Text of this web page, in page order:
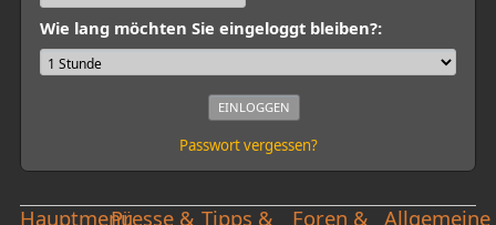
Wie lang möchten Sie eingeloggt bleiben?:
Passwort vergessen?
HauptmenüPresse & Tipps &
Foren & Allgemeine